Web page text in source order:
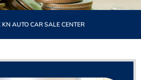
AUTO CAR SALE CENTER